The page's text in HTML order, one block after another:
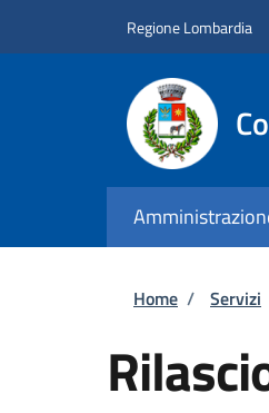
Regione Lombardia
Home / Servizi